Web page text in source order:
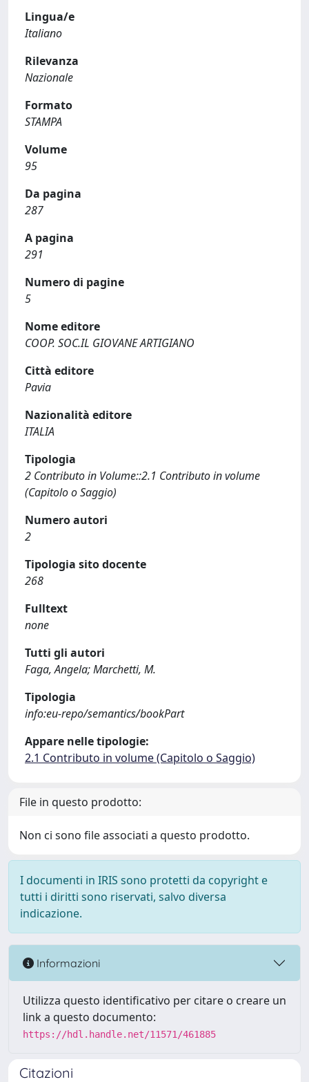
Lingua/e
Italiano
Rilevanza
Nazionale
Formato
STAMPA
Volume
95
Da pagina
287
A pagina
291
Numero di pagine
5
Nome editore
COOP. SOC.IL GIOVANE ARTIGIANO
Città editore
Pavia
Nazionalità editore
ITALIA
Tipologia
2 Contributo in Volume::2.1 Contributo in volume
(Capitolo o Saggio)
Numero autori
2
Tipologia sito docente
268
Fulltext
none
Tutti gli autori
Faga, Angela; Marchetti, M.
Tipologia
info:eu-repo/semantics/bookPart
Appare nelle tipologie:
2.1 Contributo in volume (Capitolo o Saggio)
File in questo prodotto:
Non ci sono file associati a questo prodotto.
I documenti in IRIS sono protetti da copyright e
tutti i diritti sono riservati, salvo diversa
indicazione.
Informazioni
Utilizza questo identificativo per citare o creare un
link a questo documento:
https://hdl.handle.net/11571/461885
Citazioni